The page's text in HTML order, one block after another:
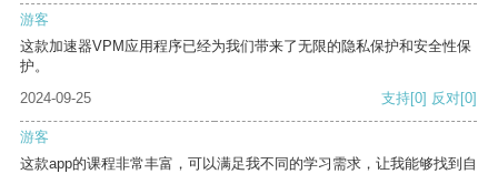
游客
这款加速器VPM应用程序已经为我们带来了无限的隐私保护和安全性保
护。
2024-09-25
支持[0] 反对[0]
游客
这款app的课程非常丰富，可以满足我不同的学习需求，让我能够找到自